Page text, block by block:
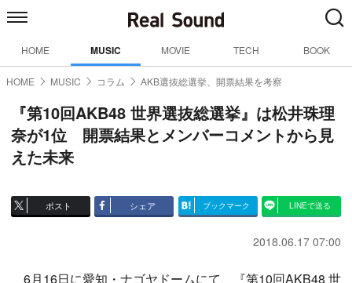
HOME MUSIC MOVIE TECH BOOK
HOME MUSIC コラム AKB選抜総選挙、開票結果を考察
『第10回AKB48 世界選抜総選挙』は松井珠理
奈が1位 開票結果とメンバーコメントから見
えた未来
ポスト シェア ブックマーク LINEで送る
2018.06.17 07:00
6月16日に愛知・ナゴヤドームにて、『第10回AKB48 世